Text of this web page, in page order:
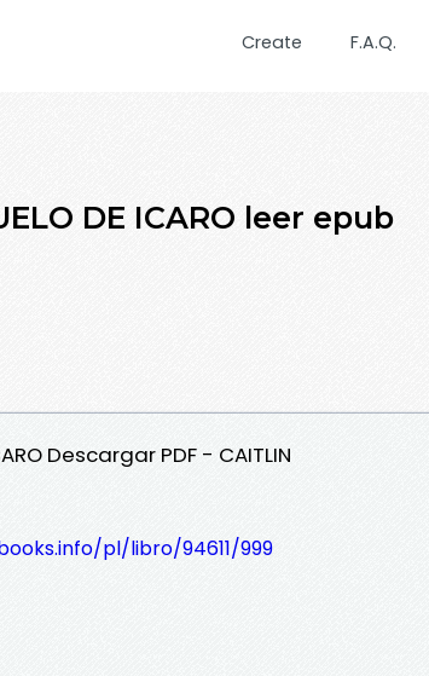
Create F.A.Q.
DE ICARO leer epub
Descargar PDF - CAITLIN
pl/libro/94611/999